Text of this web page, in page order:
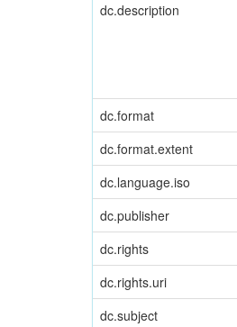
dc.description
dc.format
dc.format.extent
dc.language.iso
dc.publisher
dc.rights
dc.rights.uri
dc.subject